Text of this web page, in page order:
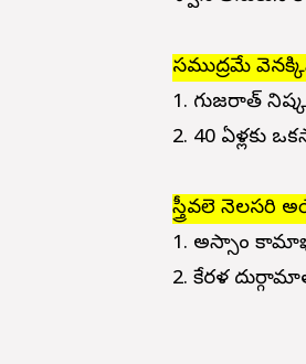
సముద్రమే
1. గుజరాత్
2. 40 ఏళ్లకు
స్త్రీవలె నెలసరి
1. అస్సాం
2. కేరళ